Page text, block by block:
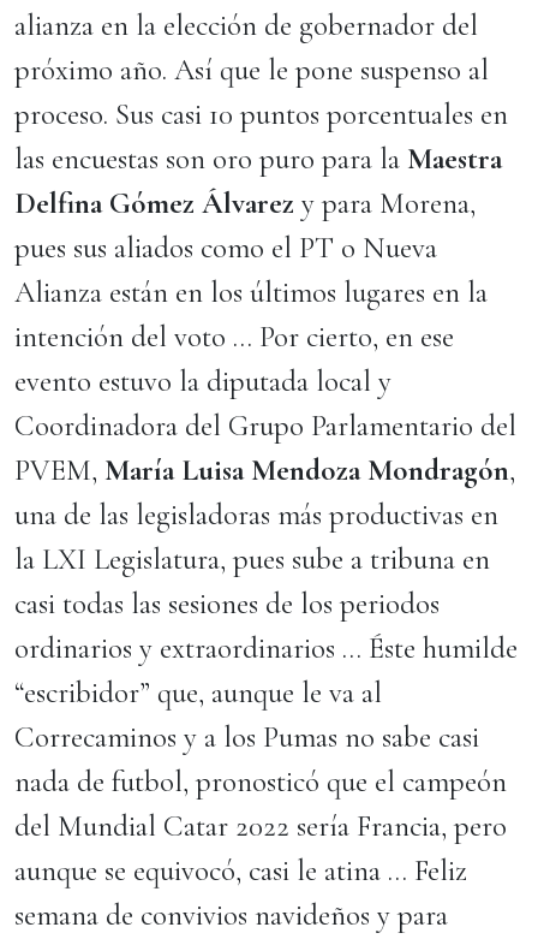
alianza en la elección de gobernador del
próximo año. Así que le pone suspenso al
proceso. Sus casi 10 puntos porcentuales en
las encuestas son oro puro para la Maestra
Delfina Gómez Álvarez y para Morena,
pues sus aliados como el PT o Nueva
Alianza están en los últimos lugares en la
intención del voto … Por cierto, en ese
evento estuvo la diputada local y
Coordinadora del Grupo Parlamentario del
PVEM, María Luisa Mendoza Mondragón,
una de las legisladoras más productivas en
la LXI Legislatura, pues sube a tribuna en
casi todas las sesiones de los periodos
ordinarios y extraordinarios … Éste humilde
“escribidor” que, aunque le va al
Correcaminos y a los Pumas no sabe casi
nada de futbol, pronosticó que el campeón
del Mundial Catar 2022 sería Francia, pero
aunque se equivocó, casi le atina … Feliz
semana de convivios navideños y para